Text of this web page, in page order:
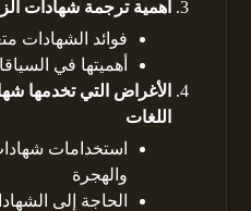
أهمية ترجمة شهادات
فوائد الشهادات
أهميتها في
الأغراض التي تخدمها
اللغات
استخدامات
والهجرة
الحاجة إلى